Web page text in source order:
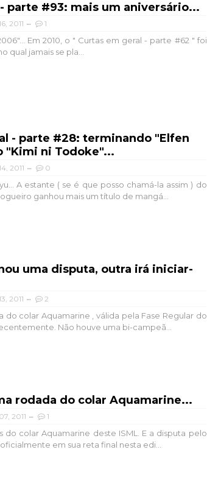
parte #93: mais um aniversário...
2011 1
Em 2010, o " Curtas em geral - parte #62 " foi
qual jamais se pla...
- parte #28: terminando "Elfen
"Kimi ni Todoke"...
2011 0
A estante ( se é que posso chamá-la assim ) do
ganhou mais um título de mangá...
uma disputa, outra irá iniciar-
2011 2
do colar Aquamarine , válida pela Fase Regular do
Não houve uma bi-campeã...
rodada do colar Aquamarine...
2011 1
do colar Aquamarine deste ISML. E a disputa pelo
em sua reta final nesta edi...